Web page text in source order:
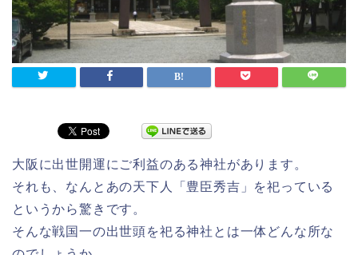
大阪に出世開運にご利益のある神社があります。
それも、なんとあの天下人「豊臣秀吉」を祀っている
というから驚きです。
そんな戦国一の出世頭を祀る神社とは一体どんな所な